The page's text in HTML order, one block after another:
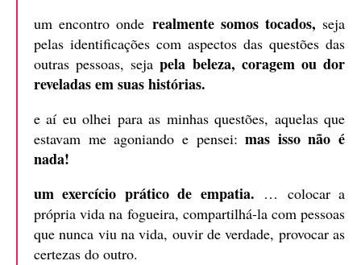
um encontro onde realmente somos tocados, seja
pelas identificações com aspectos das questões das
outras pessoas, seja pela beleza, coragem ou dor
reveladas em suas histórias.
e aí eu olhei para as minhas questões, aquelas que
estavam me agoniando e pensei: mas isso não é
nada!
um exercício prático de empatia. … colocar a
própria vida na fogueira, compartilhá-la com pessoas
que nunca viu na vida, ouvir de verdade, provocar as
certezas do outro.